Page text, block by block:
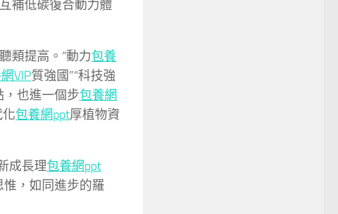
補低碳復合動力體
類提高。“動力包養
VIP質強國”“科技強
也進一個步包養網
包養網ppt厚植物資
成長理包養網ppt
，如同進步的羅